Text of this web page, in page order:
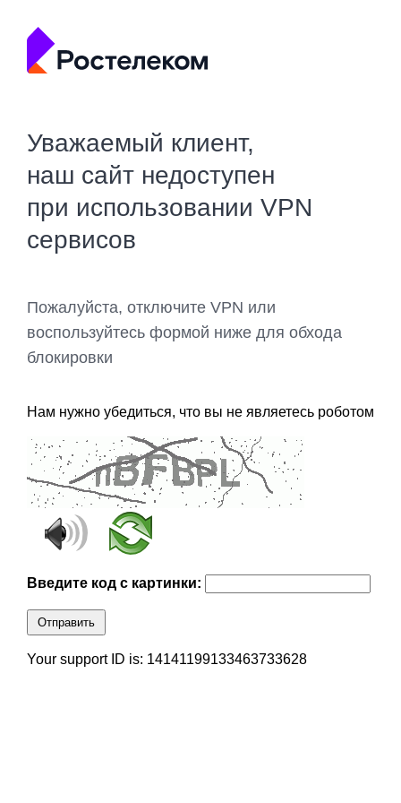
Уважаемый клиент,
наш сайт недоступен
при использовании VPN
сервисов
Пожалуйста, отключите VPN или
воспользуйтесь формой ниже для обхода
блокировки
Нам нужно убедиться, что вы не являетесь роботом
Введите код с картинки:
Отправить
Your support ID is: 14141199133463733628